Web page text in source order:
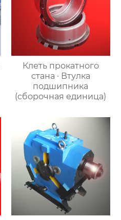
Клеть прокатного
стана · Втулка
подшипника
(сборочная единица)